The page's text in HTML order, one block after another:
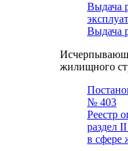
Выдача
Выдача
жилищного
№ 403
Реестр
раздел
в сфере